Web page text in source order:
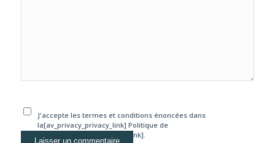
J'accepte les termes et conditions énoncées dans
la[av_privacy_privacy_link] Politique de
confidentialité[/av_privacy_link].